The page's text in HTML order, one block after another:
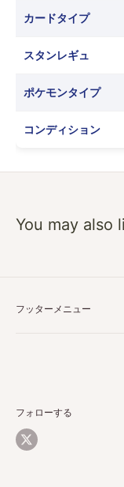
カードタイプ
スタンレギュ
ポケモンタイプ
コンディション
You may also
フッターメニュー
返品・返金について
配送について
お問い合わせ
フォローする